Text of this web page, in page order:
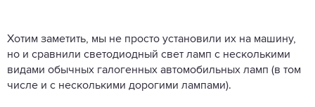
Хотим заметить, мы не просто установили их на машину,
но и сравнили светодиодный свет ламп с несколькими
видами обычных галогенных автомобильных ламп (в том
числе и с несколькими дорогими лампами).